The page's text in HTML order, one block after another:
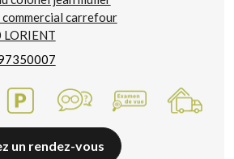
carrefour
un rendez-vous